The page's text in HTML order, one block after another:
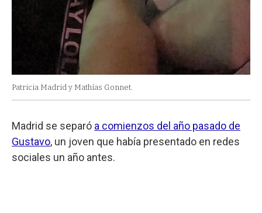
Patricia Madrid y Mathías Gonnet.
Madrid se separó a comienzos del año pasado de
Gustavo, un joven que había presentado en redes
sociales un año antes.